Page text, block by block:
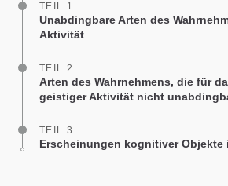
TEIL 1
Unabdingbare Arten des
Aktivität
TEIL 2
Arten des Wahrnehmens, die für
geistiger Aktivität nicht
TEIL 3
Erscheinungen kognitiver